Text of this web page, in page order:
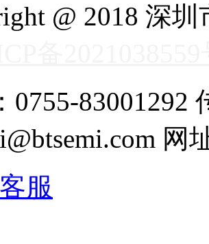
@ 2018 深
0755-83001292
网
服